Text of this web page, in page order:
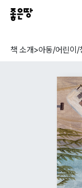
책 소개>아동/어린이/